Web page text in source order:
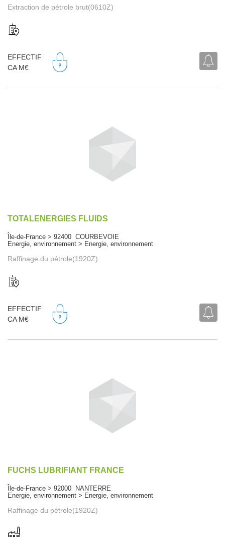
Extraction de pétrole brut(0610Z)
EFFECTIF
CA M€
TOTALENERGIES FLUIDS
Île-de-France > 92400 COURBEVOIE
Energie, environnement > Energie, environnement
Raffinage du pétrole(1920Z)
EFFECTIF
CA M€
FUCHS LUBRIFIANT FRANCE
Île-de-France > 92000 NANTERRE
Energie, environnement > Energie, environnement
Raffinage du pétrole(1920Z)